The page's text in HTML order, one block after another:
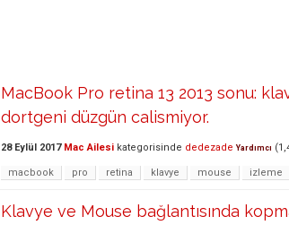
MacBook Pro retina 13 2013 sonu:
dortgeni düzgün calismiyor.
28 Eylül 2017 Mac Ailesi kategorisinde dedezade Yardımcı (
macbook pro retina klavye mouse izleme
Klavye ve Mouse bağlantısında